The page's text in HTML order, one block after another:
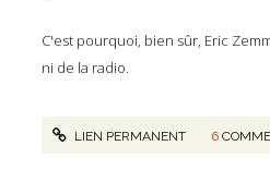
C'est pourquoi, bien sûr, Eric
ni de la radio.
LIEN PERMANENT 6